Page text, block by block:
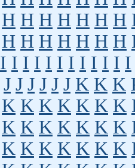
H H H H H H H
H H H H H H H
I I I I I I I I I I I I
J J J J J J K K K
K K K K K K K
K K K K K K K
K K K K K K K